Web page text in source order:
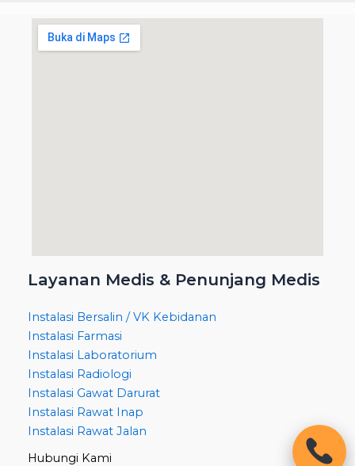
Layanan Medis & Penunjang Medis
Instalasi Bersalin / VK Kebidanan
Instalasi Farmasi
Instalasi Laboratorium
Instalasi Radiologi
Instalasi Gawat Darurat
Instalasi Rawat Inap
Instalasi Rawat Jalan
Hubungi Kami